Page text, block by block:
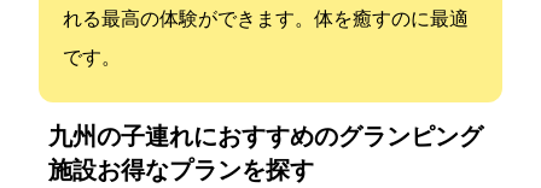
れる最高の体験ができます。体を癒すのに最適
です。
九州の子連れにおすすめのグランピング
施設:お得なプランを探す